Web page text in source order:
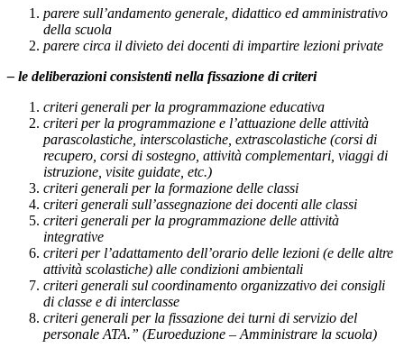
parere sull’andamento generale, didattico ed amministrativo
della scuola
parere circa il divieto dei docenti di impartire lezioni private
– le deliberazioni consistenti nella fissazione di criteri
criteri generali per la programmazione educativa
criteri per la programmazione e l’attuazione delle attività
parascolastiche, interscolastiche, extrascolastiche (corsi di
recupero, corsi di sostegno, attività complementari, viaggi di
istruzione, visite guidate, etc.)
criteri generali per la formazione delle classi
criteri generali sull’assegnazione dei docenti alle classi
criteri generali per la programmazione delle attività
integrative
criteri per l’adattamento dell’orario delle lezioni (e delle altre
attività scolastiche) alle condizioni ambientali
criteri generali sul coordinamento organizzativo dei consigli
di classe e di interclasse
criteri generali per la fissazione dei turni di servizio del
personale ATA.” (Euroeduzione – Amministrare la scuola)